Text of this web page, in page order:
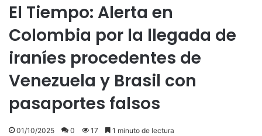
El Tiempo: Alerta en
Colombia por la llegada de
iraníes procedentes de
Venezuela y Brasil con
pasaportes falsos
01/10/2025 0 17 1 minuto de lectura